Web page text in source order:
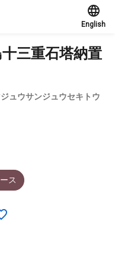
English
三重石塔納置
ュウサンジュウセキトウ
ス